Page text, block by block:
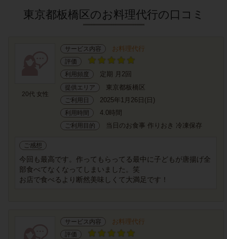
東京都板橋区のお料理代行の口コミ
20代 女性
サービス内容 お料理代行
評価
利用頻度
定期 月2回
提供エリア 東京都板橋区
ご利用日 2025年1月26日(日)
利用時間 4.0時間
ご利用目的 当日のお食事 作りおき 冷凍保存
ご感想
今回も最高です。作ってもらってる最中に子どもが唐揚げ全
部食べてなくなってしまいました。笑
お店で食べるより断然美味しくて大満足です！
サービス内容 お料理代行
評価